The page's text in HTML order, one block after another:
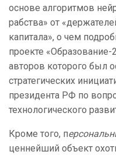
основе алгоритмов
рабства» от
капитала», о чем
проекте
авторов которого был
стратегических
президента РФ по
технологического
Кроме того, п
ценнейший объект